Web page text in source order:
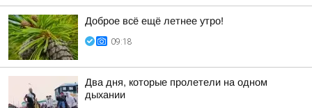
Доброе всё ещё летнее утро!
09:18
Два дня, которые пролетели на одном
дыхании